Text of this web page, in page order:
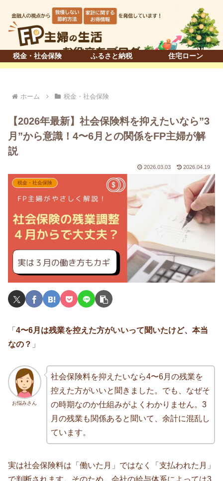
税金・社会保険 ふるさと納税 住宅ローン
ホーム 税金・社会保険
【2026年最新】社会保険料を抑えたいなら”3
月”から意識！4〜6月との関係をFP主婦が解
説
2026.03.03 2026.04.19
税金・社会保険
「 4〜6月は残業を控えた方がいいって聞いたけど、本当
なの？ 」
お悩みさん
社会保険料を抑えたいなら4〜6月の残業を
控えた方がいいと聞きました。でも、なぜそ
の時期なのか仕組みがよくわかりません。3
月の残業も関係あると聞いて、余計に混乱し
ています。
実は社会保険料は「働いた月」ではなく「支払われた月」